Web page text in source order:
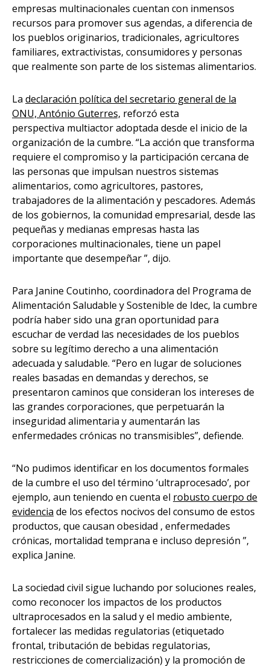
empresas multinacionales cuentan con inmensos
recursos para promover sus agendas, a diferencia de
los pueblos originarios, tradicionales, agricultores
familiares, extractivistas, consumidores y personas
que realmente son parte de los sistemas alimentarios.
La declaración política del secretario general de la
ONU, António Guterres, reforzó esta
perspectiva multiactoradoptada desde el inicio de la
organización de la cumbre. “La acción que transforma
requiere el compromiso y la participación cercana de
las personas que impulsan nuestros sistemas
alimentarios, como agricultores, pastores,
trabajadores de la alimentación y pescadores. Además
de los gobiernos, la comunidad empresarial, desde las
pequeñas y medianas empresas hasta las
corporaciones multinacionales, tiene un papel
importante que desempeñar ”, dijo.
Para Janine Coutinho, coordinadora del Programa de
Alimentación Saludable y Sostenible de Idec, la cumbre
podría haber sido una gran oportunidad para
escuchar de verdad las necesidades de los pueblos
sobre su legítimo derecho a una alimentación
adecuada y saludable. “Pero en lugar de soluciones
reales basadas en demandas y derechos, se
presentaron caminos que consideran los intereses de
las grandes corporaciones, que perpetuarán la
inseguridad alimentaria y aumentarán las
enfermedades crónicas no transmisibles”, defiende.
“No pudimos identificar en los documentos formales
de la cumbre el uso del término ‘ultraprocesado’, por
ejemplo, aun teniendo en cuenta el robusto cuerpo de
evidencia de los efectos nocivos del consumo de estos
productos, que causan obesidad , enfermedades
crónicas, mortalidad temprana e incluso depresión ”,
explica Janine.
La sociedad civil sigue luchando por soluciones reales,
como reconocer los impactos de los productos
ultraprocesados ​​en la salud y el medio ambiente,
fortalecer las medidas regulatorias (etiquetado
frontal, tributación de bebidas regulatorias,
restricciones de comercialización) y la promoción de